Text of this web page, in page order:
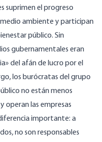
suprimen el progreso
ambiente y participan
público. Sin
gubernamentales eran
del afán de lucro por el
los burócratas del grupo
no están menos
operan las empresas
importante: a
no son responsables